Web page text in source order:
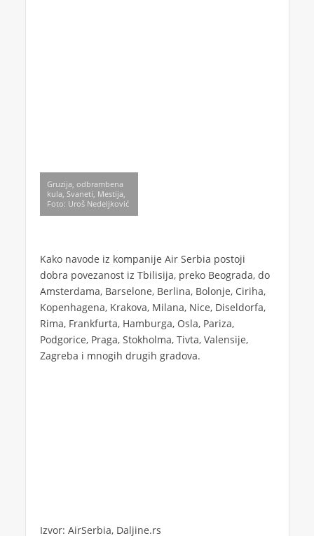
Gruzija, odbrambena
kula, Svaneti, Mestija,
Foto: Uroš Nedeljković
Kako navode iz kompanije Air Serbia postoji
dobra povezanost iz Tbilisija, preko Beograda, do
Amsterdama, Barselone, Berlina, Bolonje, Ciriha,
Kopenhagena, Krakova, Milana, Nice, Diseldorfa,
Rima, Frankfurta, Hamburga, Osla, Pariza,
Podgorice, Praga, Stokholma, Tivta, Valensije,
Zagreba i mnogih drugih gradova.
Izvor: AirSerbia, Daljine.rs